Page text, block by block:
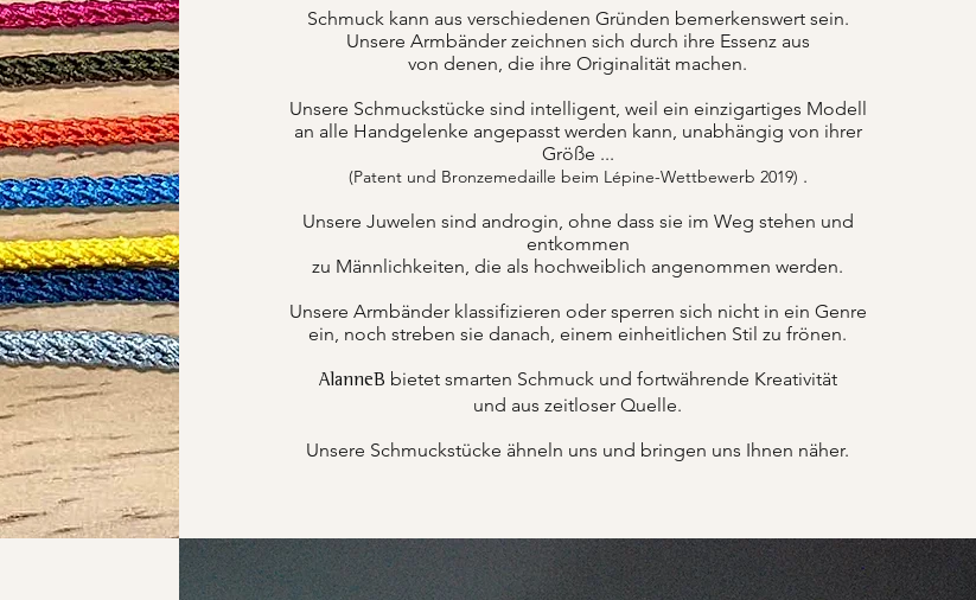
Schmuck kann aus verschiedenen Gründen bemerkenswert sein.
Unsere Armbänder zeichnen sich durch ihre Essenz aus
von denen, die ihre Originalität machen.
Unsere Schmuckstücke sind intelligent, weil ein einzigartiges Modell
an alle Handgelenke angepasst werden kann, unabhängig von ihrer
Größe ...
(Patent und Bronzemedaille beim Lépine-Wettbewerb 2019) .
Unsere Juwelen sind androgin, ohne dass sie im Weg stehen und
entkommen
zu Männlichkeiten, die als hochweiblich angenommen werden.
Unsere Armbänder klassifizieren oder sperren sich nicht in ein Genre
ein, noch streben sie danach, einem einheitlichen Stil zu frönen.
AlanneB bietet smarten Schmuck und fortwährende Kreativität
und aus zeitloser Quelle.
Unsere Schmuckstücke ähneln uns und bringen uns Ihnen näher.